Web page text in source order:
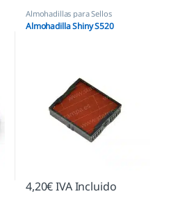
Almohadillas para Sellos
Automáticos ,Almohadillas Shiny
Almohadilla Shiny S520
4,20€IVA Incluido